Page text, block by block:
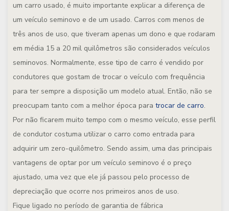
um carro usado, é muito importante explicar a diferença de
um veículo seminovo e de um usado. Carros com menos de
três anos de uso, que tiveram apenas um dono e que rodaram
em média 15 a 20 mil quilômetros são considerados veículos
seminovos. Normalmente, esse tipo de carro é vendido por
condutores que gostam de trocar o veículo com frequência
para ter sempre a disposição um modelo atual. Então, não se
preocupam tanto com a melhor época para trocar de carro.
Por não ficarem muito tempo com o mesmo veículo, esse perfil
de condutor costuma utilizar o carro como entrada para
adquirir um zero-quilômetro. Sendo assim, uma das principais
vantagens de optar por um veículo seminovo é o preço
ajustado, uma vez que ele já passou pelo processo de
depreciação que ocorre nos primeiros anos de uso.
Fique ligado no período de garantia de fábrica